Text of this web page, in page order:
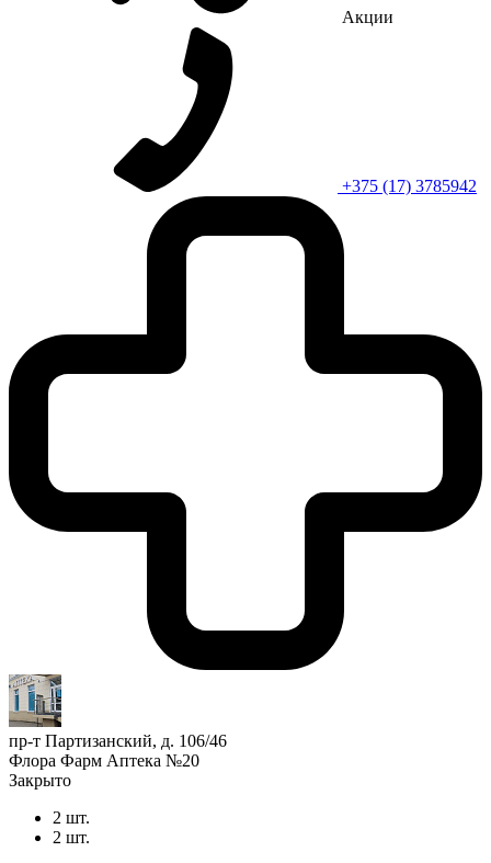
Акции
+375 (17) 3785942
пр-т Партизанский, д. 106/46
Флора Фарм Аптека №20
Закрыто
2 шт.
2 шт.